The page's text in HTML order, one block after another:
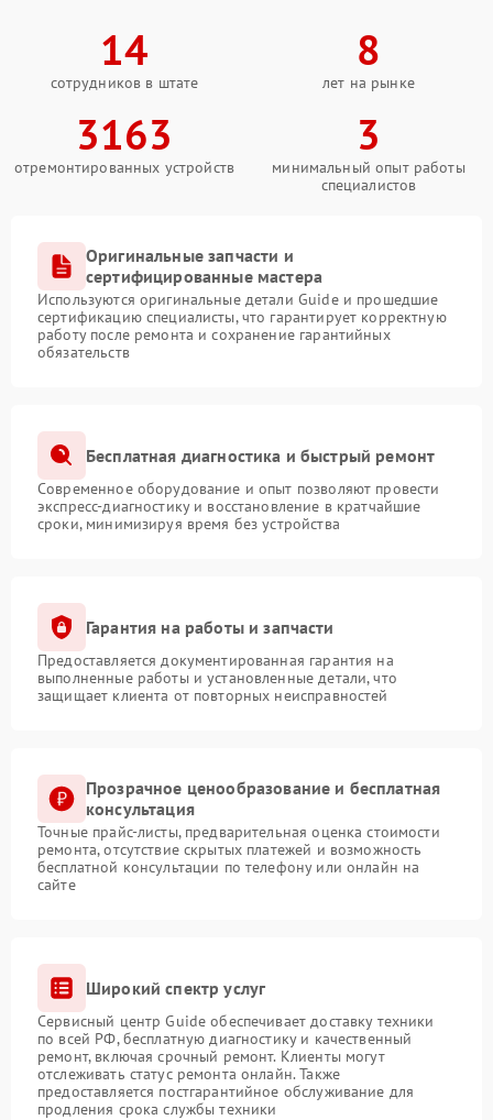
14
сотрудников в штате
8
лет на рынке
3163
отремонтированных устройств
3
минимальный опыт работы
специалистов
Оригинальные запчасти и
сертифицированные мастера
Используются оригинальные детали Guide и прошедшие
сертификацию специалисты, что гарантирует корректную
работу после ремонта и сохранение гарантийных
обязательств
Бесплатная диагностика и быстрый ремонт
Современное оборудование и опыт позволяют провести
экспресс-диагностику и восстановление в кратчайшие
сроки, минимизируя время без устройства
Гарантия на работы и запчасти
Предоставляется документированная гарантия на
выполненные работы и установленные детали, что
защищает клиента от повторных неисправностей
Прозрачное ценообразование и бесплатная
консультация
Точные прайс-листы, предварительная оценка стоимости
ремонта, отсутствие скрытых платежей и возможность
бесплатной консультации по телефону или онлайн на
сайте
Широкий спектр услуг
Сервисный центр Guide обеспечивает доставку техники
по всей РФ, бесплатную диагностику и качественный
ремонт, включая срочный ремонт. Клиенты могут
отслеживать статус ремонта онлайн. Также
предоставляется постгарантийное обслуживание для
продления срока службы техники